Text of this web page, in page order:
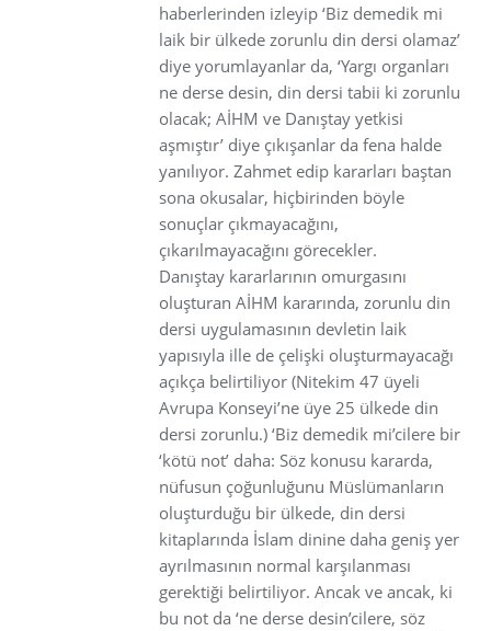
haberlerinden izleyip ‘Biz demedik mi
laik bir ülkede zorunlu din dersi olamaz’
diye yorumlayanlar da, ‘Yargı organları
ne derse desin, din dersi tabii ki zorunlu
olacak; AİHM ve Danıştay yetkisi
aşmıştır’ diye çıkışanlar da fena halde
yanılıyor. Zahmet edip kararları baştan
sona okusalar, hiçbirinden böyle
sonuçlar çıkmayacağını,
çıkarılmayacağını görecekler.
Danıştay kararlarının omurgasını
oluşturan AİHM kararında, zorunlu din
dersi uygulamasının devletin laik
yapısıyla ille de çelişki oluşturmayacağı
açıkça belirtiliyor (Nitekim 47 üyeli
Avrupa Konseyi’ne üye 25 ülkede din
dersi zorunlu.) ‘Biz demedik mi’cilere bir
‘kötü not’ daha: Söz konusu kararda,
nüfusun çoğunluğunu Müslümanların
oluşturduğu bir ülkede, din dersi
kitaplarında İslam dinine daha geniş yer
ayrılmasının normal karşılanması
gerektiği belirtiliyor. Ancak ve ancak, ki
bu not da ‘ne derse desin’cilere, söz